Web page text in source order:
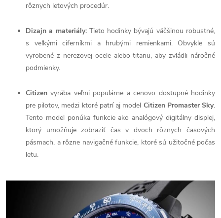
rôznych letových procedúr.
Dizajn a materiály:Tieto hodinky bývajú väčšinou robustné,
s veľkými ciferníkmi a hrubými remienkami. Obvykle sú
vyrobené z nerezovej ocele alebo titanu, aby zvládli náročné
podmienky.
Citizen vyrába veľmi populárne a cenovo dostupné hodinky
pre pilotov, medzi ktoré patrí aj model Citizen Promaster Sky.
Tento model ponúka funkcie ako analógový digitálny displej,
ktorý umožňuje zobraziť čas v dvoch rôznych časových
pásmach, a rôzne navigačné funkcie, ktoré sú užitočné počas
letu.